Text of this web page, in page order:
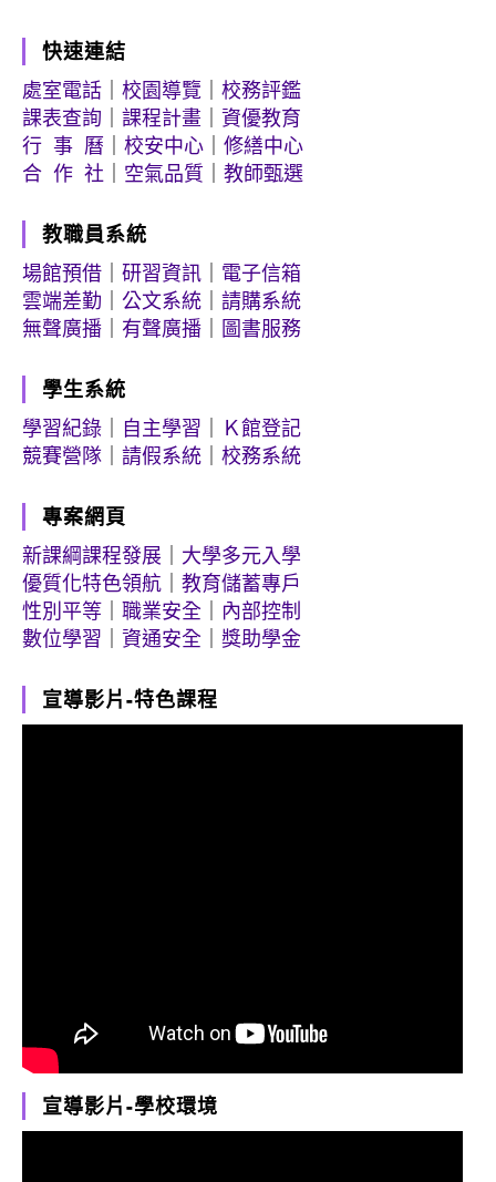
快速連結
處室電話
校園導覽
校務評鑑
課表查詢
課程計畫
資優教育
行 事 曆
校安中心
修繕中心
合 作 社
空氣品質 教師甄選
教職員系統
場館預借
研習資訊
電子信箱
雲端差勤
公文系統
請購系統
無聲廣播
有聲廣播 圖書服務
學生系統
學習紀錄
自主學習
Ｋ館登記
競賽營隊
請假系統 校務系統
專案網頁
新課綱課程發展
大學多元入學
優質化特色領航
教育儲蓄專戶
性別平等
職業安全
內部控制
數位學習
資通安全 獎助學金
宣導影片-特色課程
宣導影片-學校環境